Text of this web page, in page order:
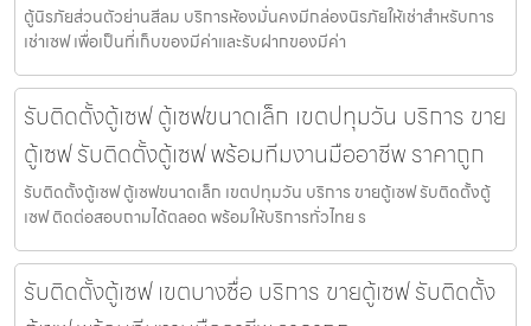
ตู้นิรภัยส่วนตัวย่านสีลม บริการห้องมั่นคงมีกล่องนิรภัยให้เช่าสำหรับการ
เช่าเซฟ เพื่อเป็นที่เก็บของมีค่าและรับฝากของมีค่า
รับติดตั้งตู้เซฟ ตู้เซฟขนาดเล็ก เขตปทุมวัน บริการ ขาย
ตู้เซฟ รับติดตั้งตู้เซฟ พร้อมทีมงานมืออาชีพ ราคาถูก
รับติดตั้งตู้เซฟ ตู้เซฟขนาดเล็ก เขตปทุมวัน บริการ ขายตู้เซฟ รับติดตั้งตู้
เซฟ ติดต่อสอบถามได้ตลอด พร้อมให้บริการทั่วไทย ร
รับติดตั้งตู้เซฟ เขตบางซื่อ บริการ ขายตู้เซฟ รับติดตั้ง